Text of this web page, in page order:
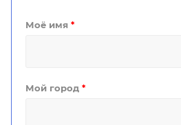
Моё имя *
Мой город *